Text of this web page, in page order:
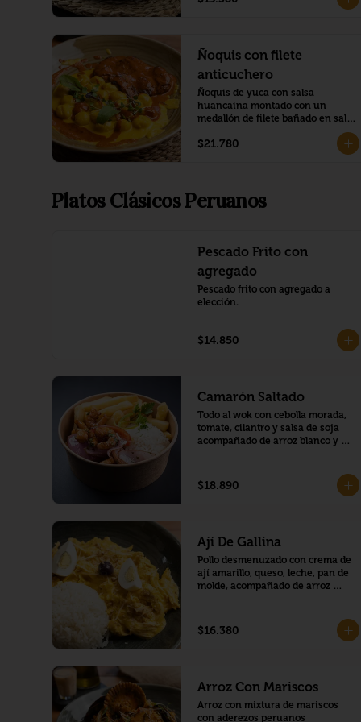
Ñoquis con filete
anticuchero
Ñoquis de yuca con salsa
huancaína montado con un
medallón de filete bañado en salsa
$21.780
Platos Clásicos Peruanos
Pescado Frito con
agregado
Pescado frito con agregado a
elección.
$14.850
Camarón Saltado
Todo al wok con cebolla morada,
tomate, cilantro y salsa de soja
acompañado de arroz blanco y
$18.890
Ají De Gallina
Pollo desmenuzado con crema de
ají amarillo, queso, leche, pan de
molde, acompañado de arroz
$16.380
Arroz Con Mariscos
Arroz con mixtura de mariscos
con aderezos peruanos